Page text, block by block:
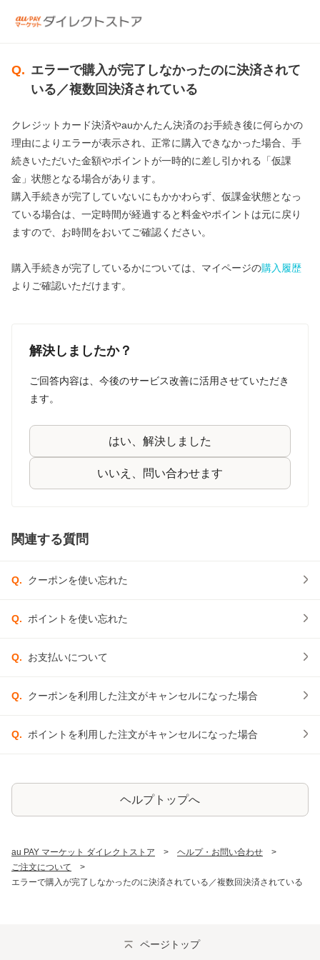
Q. エラーで購入が完了しなかったのに決済されて
いる／複数回決済されている
クレジットカード決済やauかんたん決済のお手続き後に何らかの
理由によりエラーが表示され、正常に購入できなかった場合、手
続きいただいた金額やポイントが一時的に差し引かれる「仮課
金」状態となる場合があります。
購入手続きが完了していないにもかかわらず、仮課金状態となっ
ている場合は、一定時間が経過すると料金やポイントは元に戻り
ますので、お時間をおいてご確認ください。
購入手続きが完了しているかについては、マイページの購入履歴
よりご確認いただけます。
解決しましたか？
ご回答内容は、今後のサービス改善に活用させていただき
ます。
はい、解決しました
いいえ、問い合わせます
関連する質問
Q. クーポンを使い忘れた
Q. ポイントを使い忘れた
Q. お支払いについて
Q. クーポンを利用した注文がキャンセルになった場合
Q. ポイントを利用した注文がキャンセルになった場合
ヘルプトップへ
au PAY マーケット ダイレクトストア
ヘルプ・お問い合わせ
ご注文について
エラーで購入が完了しなかったのに決済されている／複数回決済されている
ページトップ